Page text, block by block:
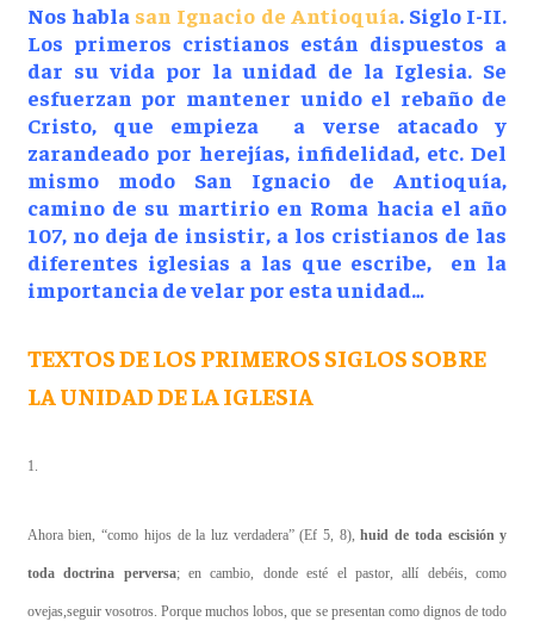
Nos habla san Ignacio de Antioquía. Siglo I-II.
Los primeros cristianos están dispuestos a
dar su vida por la unidad de la Iglesia. Se
esfuerzan por mantener unido el rebaño de
Cristo, que empieza a verse atacado y
zarandeado por herejías, infidelidad, etc. Del
mismo modo San Ignacio de Antioquía,
camino de su martirio en Roma hacia el año
107, no deja de insistir, a los cristianos de las
diferentes iglesias a las que escribe, en la
importancia de velar por esta unidad…
TEXTOS DE LOS PRIMEROS SIGLOS SOBRE
LA UNIDAD DE LA IGLESIA
1.
Ahora bien, “como hijos de la luz verdadera” (Ef 5, 8), huid de toda escisión y
toda doctrina perversa; en cambio, donde esté el pastor, allí debéis, como
ovejas,seguir vosotros. Porque muchos lobos, que se presentan como dignos de todo